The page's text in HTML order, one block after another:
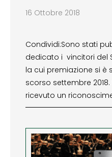
16 Ottobre 2018
Condividi:Sono stati
dedicato i vincitori del
la cui premiazione si è
scorso settembre
ricevuto un